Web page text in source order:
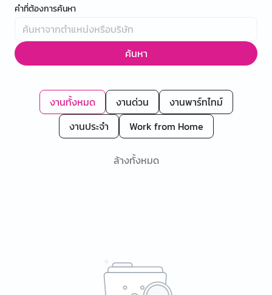
คำที่ต้องการค้นหา
ค้นหา
งานทั้งหมด งานด่วน
งานพาร์ทไทม์
งานประจำ
Work from Home
ล้างทั้งหมด